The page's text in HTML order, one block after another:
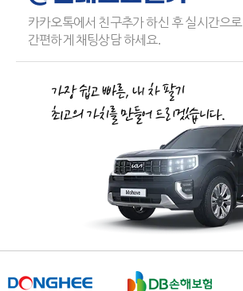
카카오톡에서 친구추가 하신 후 실시간으로
간편하게 채팅상담 하세요.